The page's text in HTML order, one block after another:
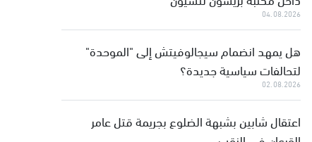
04.08.2026
هل يمهد انضمام سيجالوفيتش إلى "الموحدة"
لتحالفات سياسية جديدة؟
02.08.2026
اعتقال شابين بشبهة الضلوع بجريمة قتل عامر